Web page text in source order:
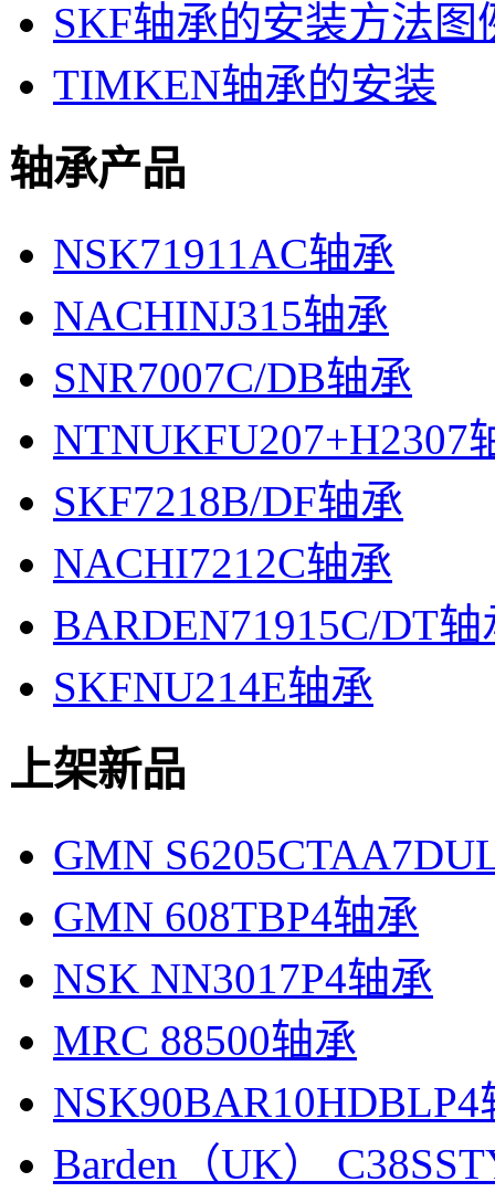
SKF轴承的安装方法图
TIMKEN轴承的安装
轴承产品
NSK71911AC轴承
NACHINJ315轴承
SNR7007C/DB轴承
NTNUKFU207+H2307
SKF7218B/DF轴承
NACHI7212C轴承
BARDEN71915C/DT轴
SKFNU214E轴承
上架新品
GMN
GMN 608TBP4轴承
NSK NN3017P4轴承
MRC 88500轴承
NSK90BAR10HDBLP4
Barden（UK）